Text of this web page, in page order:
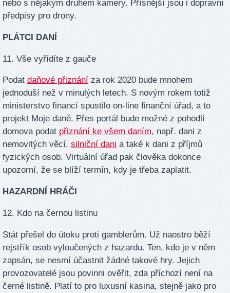
nebo s nějakým druhem kamery. Přísnější jsou i dopravní
předpisy pro drony.
PLÁTCI DANÍ
11. Vše vyřídíte z gauče
Podat daňové přiznání za rok 2020 bude mnohem
jednoduší než v minulých letech. S novým rokem totiž
ministerstvo financí spustilo on-line finanční úřad, a to
projekt Moje daně. Přes portál bude možné z pohodlí
domova podat přiznání ke všem daním, např. dani z
nemovitých věcí, silniční dani a také k dani z příjmů
fyzických osob. Virtuální úřad pak člověka dokonce
upozorní, že se blíží termín, kdy je třeba zaplatit.
HAZARDNÍ HRÁČI
12. Kdo na černou listinu
Stát přešel do útoku proti gamblerům. Už naostro běží
rejstřík osob vyloučených z hazardu. Ten, kdo je v něm
zapsán, se nesmí účastnit žádné takové hry. Jejich
provozovatelé jsou povinni ověřit, zda příchozí není na
černé listině. Platí to pro luxusní kasina, stejně jako pro